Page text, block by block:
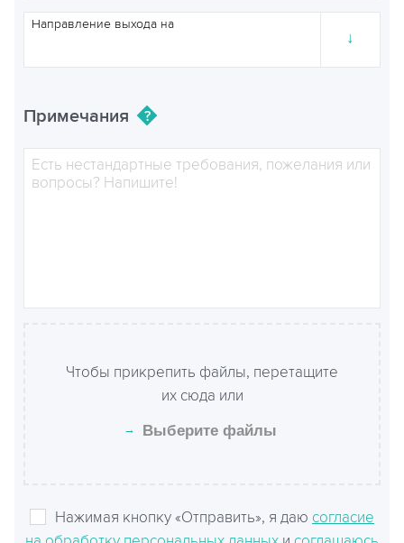
↓
Направление выхода на
Примечания
Чтобы прикрепить файлы, перетащите
их сюда или
→ Выберите файлы
Нажимая кнопку «Отправить», я даю согласие